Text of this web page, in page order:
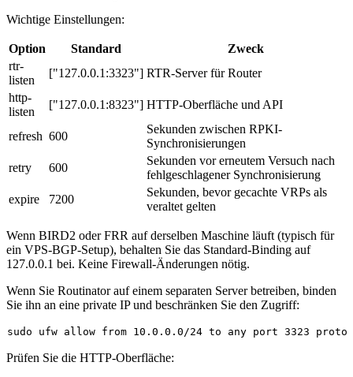
Wichtige Einstellungen:
Option Standard
Zweck
rtr-
listen
["127.0.0.1:3323"] RTR-Server für Router
http-
listen
["127.0.0.1:8323"] HTTP-Oberfläche und API
refresh 600
Sekunden zwischen RPKI-
Synchronisierungen
retry
600
Sekunden vor erneutem Versuch nach
fehlgeschlagener Synchronisierung
expire
7200
Sekunden, bevor gecachte VRPs als
veraltet gelten
Wenn BIRD2 oder FRR auf derselben Maschine läuft (typisch für
ein VPS-BGP-Setup), behalten Sie das Standard-Binding auf
127.0.0.1 bei. Keine Firewall-Änderungen nötig.
Wenn Sie Routinator auf einem separaten Server betreiben, binden
Sie ihn an eine private IP und beschränken Sie den Zugriff:
sudo ufw allow from 10.0.0.0/24 to any port 3323 proto
Prüfen Sie die HTTP-Oberfläche: